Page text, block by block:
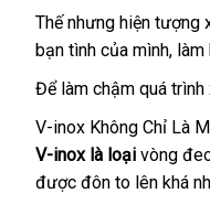
Inox
Vòng
Đeo
Dương
Có
Đủ
1,2
Thếđặt
mua
nhưng hiện tượng
bạn tình to
của mìnhphụ
kiện
, làm
Để làm chậm mua
sắm
quá
V-inox Không Chỉ Là
V-inox là loại vòng
được đôn to lên xách
khá